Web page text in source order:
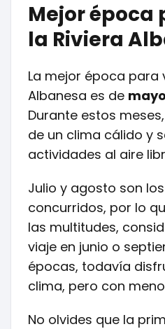
Mejor
la Riviera
La mejor época para
Albanesa es de
Durante estos
de un clima cálido y
actividades al aire
Julio y agosto son
concurridos, por lo
las multitudes,
viaje en junio o
épocas, todavía
clima, pero con
No olvides que la